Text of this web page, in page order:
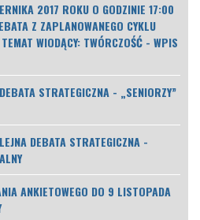
2017 ROKU O GODZINIE 17:00
Z ZAPLANOWANEGO CYKLU
WIODĄCY: TWÓRCZOŚĆ - WPIS
STRATEGICZNA - „SENIORZY”
DEBATA STRATEGICZNA -
ANKIETOWEGO DO 9 LISTOPADA